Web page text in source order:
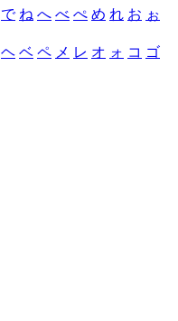
で ね へ べ ぺ め れ お ぉ
ヘ ベ ペ メ レ オ ォ コ ゴ